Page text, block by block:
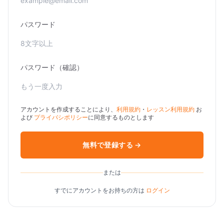
パスワード
パスワード（確認）
アカウントを作成することにより、 利用規約 ・ レッスン利用規約 お
よび プライバシポリシーに同意するものとします
無料で登録する →
または
すでにアカウントをお持ちの方は ログイン